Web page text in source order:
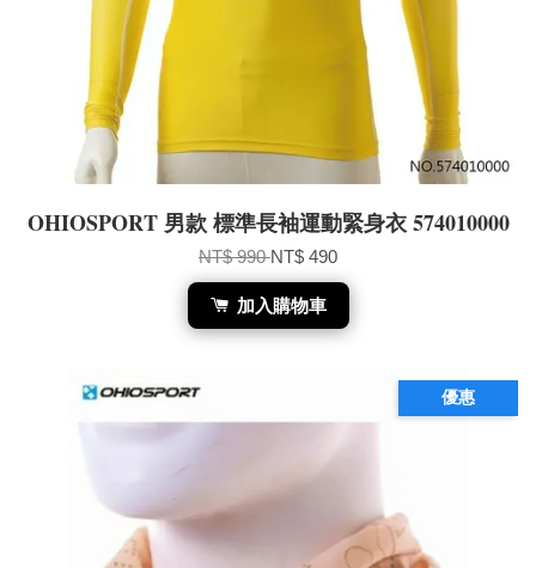
OHIOSPORT 男款 標準長袖運動緊身衣 574010000
NT$ 990NT$ 490
加入購物車
優惠